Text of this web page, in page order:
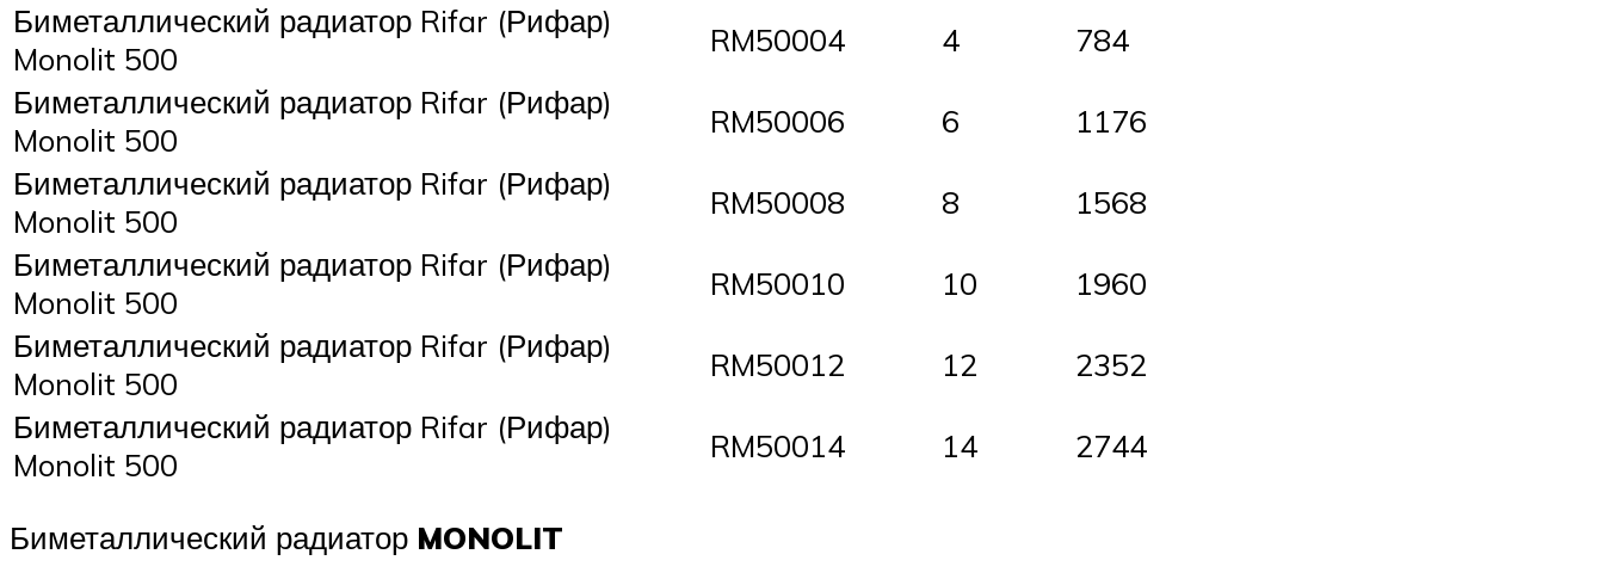
Биметаллический радиатор Rifar (Рифар)
Monolit 500
RM50004 4
784
Биметаллический радиатор Rifar (Рифар)
Monolit 500
RM50006 6
1176
Биметаллический радиатор Rifar (Рифар)
Monolit 500
RM50008 8
1568
Биметаллический радиатор Rifar (Рифар)
Monolit 500
RM50010 10
1960
Биметаллический радиатор Rifar (Рифар)
Monolit 500
RM50012 12
2352
Биметаллический радиатор Rifar (Рифар)
Monolit 500
RM50014 14 2744
Биметаллический радиатор MONOLIT